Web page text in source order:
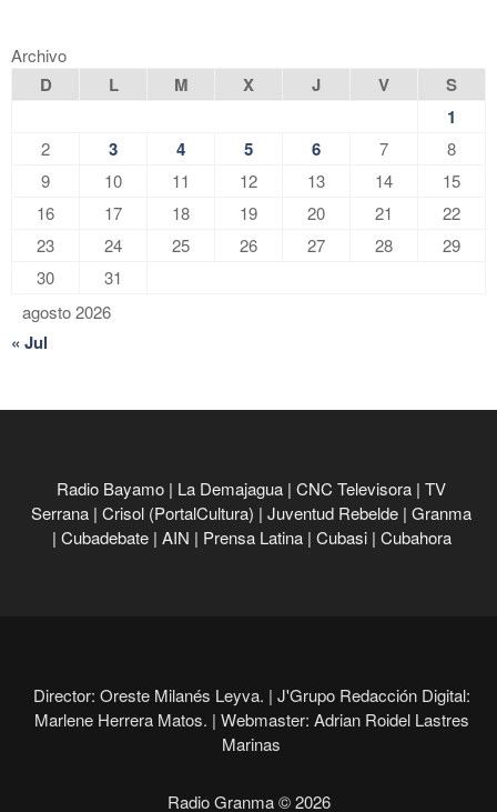
Archivo
agosto 2026
D L M X J V
S
1
2 3 4 5 6 7
8
9
10 11 12 13 14
15
16
17 18 19 20 21
22
23
24 25 26 27 28
29
30
31
« Jul
Radio Bayamo | La Demajagua | CNC Televisora | TV
Serrana | Crisol (PortalCultura) | Juventud Rebelde | Granma
| Cubadebate | AIN | Prensa Latina | Cubasi | Cubahora
Director: Oreste Milanés Leyva. | J'Grupo Redacción Digital:
Marlene Herrera Matos. | Webmaster: Adrian Roidel Lastres
Marinas
Radio Granma © 2026